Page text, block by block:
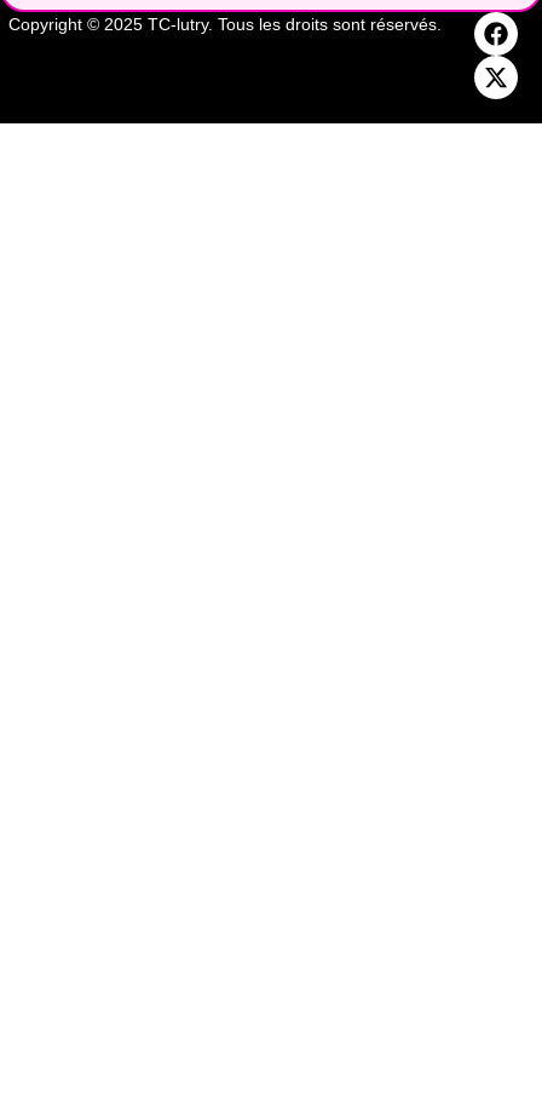
Copyright © 2025 TC-lutry. Tous les droits sont réservés.